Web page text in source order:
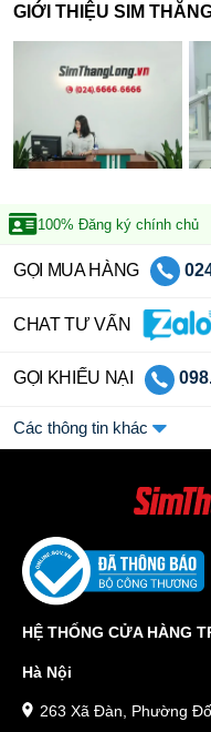
GIỚI THIỆU SIM
100% Đăng ký chính chủ
GỌI MUA HÀNG
CHAT TƯ VẤN
GỌI KHIẾU NẠI
Các thông tin khác
HỆ THỐNG CỬA HÀNG
Hà Nội
263 Xã Đàn, Phường